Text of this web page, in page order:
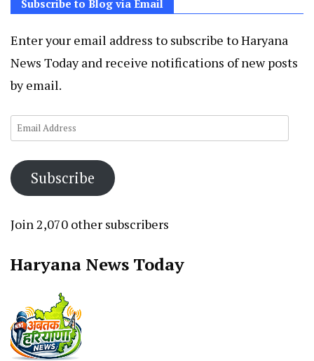
Subscribe to Blog via Email
Enter your email address to subscribe to Haryana
News Today and receive notifications of new posts
by email.
Email
Subscribe
Join 2,070 other subscribers
Haryana News Today